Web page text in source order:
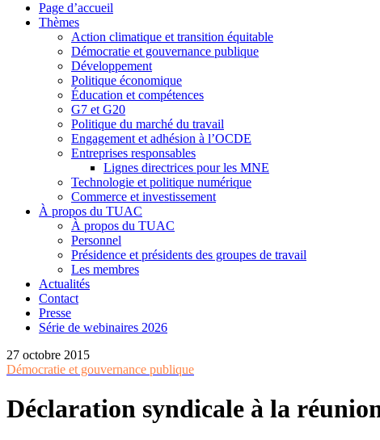
Page d’accueil
Thèmes
Action climatique et transition équitable
Démocratie et gouvernance publique
Développement
Politique économique
Éducation et compétences
G7 et G20
Politique du marché du travail
Engagement et adhésion à l’OCDE
Entreprises responsables
Lignes directrices pour les MNE
Technologie et politique numérique
Commerce et investissement
À propos du TUAC
À propos du TUAC
Personnel
Présidence et présidents des groupes de travail
Les membres
Actualités
Contact
Presse
Série de webinaires 2026
27 octobre 2015
Démocratie et gouvernance publique
Déclaration syndicale à la